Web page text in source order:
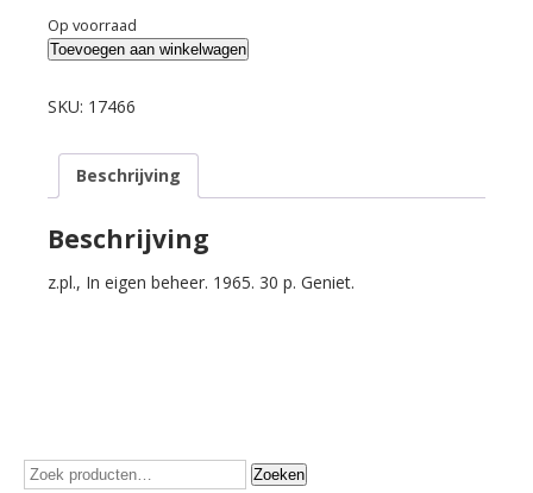
Op voorraad
Schagen,
van.
Cahiers
Toevoegen aan winkelwagen
SKU: 17466
Beschrijving
Beschrijving
z.pl., In eigen beheer. 1965. 30 p. Geniet.
Zoeken
Zoeken